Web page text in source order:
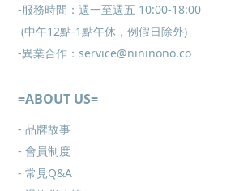
-服務時間：週一至週五 10:00-18:00
(中午12點-1點午休，例假日除外)
-異業合作：service@nininono.co
=ABOUT US=
- 品牌故事
- 會員制度
- 常見Q&A